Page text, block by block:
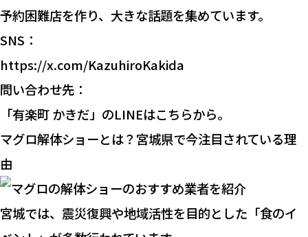
予約困難店を作り、大きな話題を集めています。
SNS：
https://x.com/KazuhiroKakida
問い合わせ先：
「有楽町 かきだ」のLINEはこちらから。
マグロ解体ショーとは？宮城県で今注目されている理
由
宮城では、震災復興や地域活性を目的とした「食のイ